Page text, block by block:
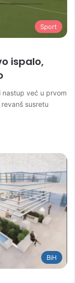
Sport
ispalo,
nastup već u prvom
susretu
BiH